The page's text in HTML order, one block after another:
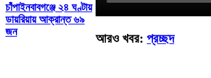
চাঁপাইনবাবগঞ্জে ২৪ ঘণ্টায়
ডায়রিয়ায় আক্রান্ত ৬৯
জন
আরও খবর: প্রচ্ছদ